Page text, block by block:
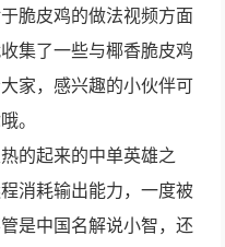
脆皮鸡的做法视频方面
集了一些与椰香脆皮鸡
家，感兴趣的小伙伴可
。
的起来的中单英雄之
消耗输出能力，一度被
是中国名解说小智，还